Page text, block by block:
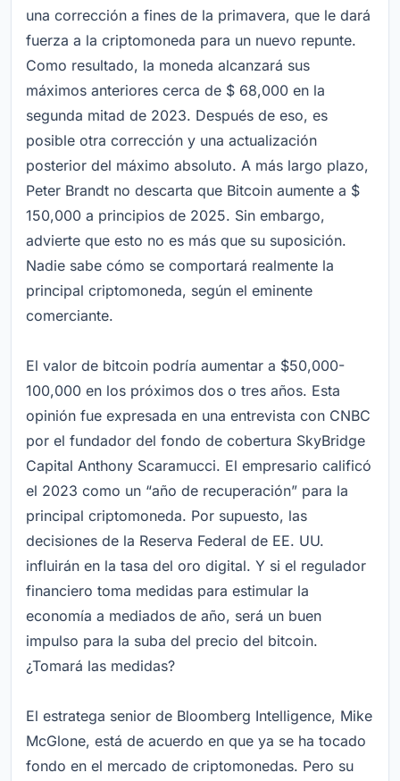
una corrección a fines de la primavera, que le dará
fuerza a la criptomoneda para un nuevo repunte.
Como resultado, la moneda alcanzará sus
máximos anteriores cerca de $ 68,000 en la
segunda mitad de 2023. Después de eso, es
posible otra corrección y una actualización
posterior del máximo absoluto. A más largo plazo,
Peter Brandt no descarta que Bitcoin aumente a $
150,000 a principios de 2025. Sin embargo,
advierte que esto no es más que su suposición.
Nadie sabe cómo se comportará realmente la
principal criptomoneda, según el eminente
comerciante.
El valor de bitcoin podría aumentar a $50,000-
100,000 en los próximos dos o tres años. Esta
opinión fue expresada en una entrevista con CNBC
por el fundador del fondo de cobertura SkyBridge
Capital Anthony Scaramucci. El empresario calificó
el 2023 como un “año de recuperación” para la
principal criptomoneda. Por supuesto, las
decisiones de la Reserva Federal de EE. UU.
influirán en la tasa del oro digital. Y si el regulador
financiero toma medidas para estimular la
economía a mediados de año, será un buen
impulso para la suba del precio del bitcoin.
¿Tomará las medidas?
El estratega senior de Bloomberg Intelligence, Mike
McGlone, está de acuerdo en que ya se ha tocado
fondo en el mercado de criptomonedas. Pero su